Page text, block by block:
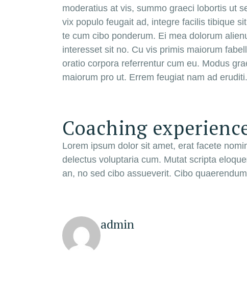
moderatius at vis, summo graeci lobortis ut
vix populo feugait ad, integre facilis tibique
te cum cibo ponderum. Ei mea dolorum
interesset sit no. Cu vis primis maiorum
oratio corpora referrentur cum eu. Modus
maiorum pro ut. Errem feugiat nam ad eruditi.
Coaching
Lorem ipsum dolor sit amet, erat facete
delectus voluptaria cum. Mutat scripta
an, no sed cibo assueverit. Cibo
admin